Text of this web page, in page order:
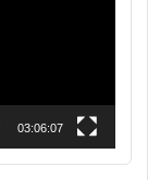
03:06:07